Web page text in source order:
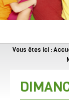
Vous êtes ici :